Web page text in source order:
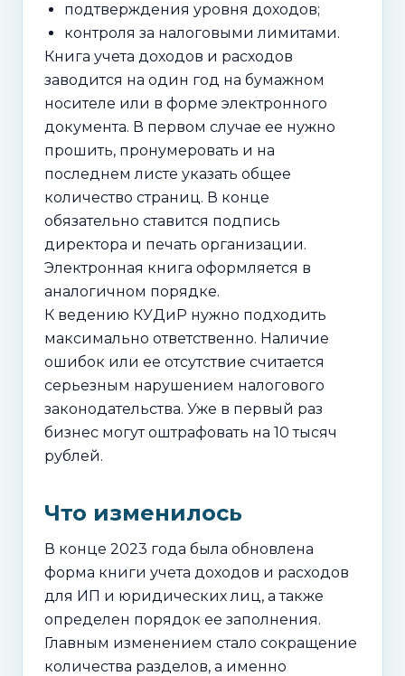
подтверждения уровня доходов;
контроля за налоговыми лимитами.
Книга учета доходов и расходов
заводится на один год на бумажном
носителе или в форме электронного
документа. В первом случае ее нужно
прошить, пронумеровать и на
последнем листе указать общее
количество страниц. В конце
обязательно ставится подпись
директора и печать организации.
Электронная книга оформляется в
аналогичном порядке.
К ведению КУДиР нужно подходить
максимально ответственно. Наличие
ошибок или ее отсутствие считается
серьезным нарушением налогового
законодательства. Уже в первый раз
бизнес могут оштрафовать на 10 тысяч
рублей.
Что изменилось
В конце 2023 года была обновлена
форма книги учета доходов и расходов
для ИП и юридических лиц, а также
определен порядок ее заполнения.
Главным изменением стало сокращение
количества разделов, а именно